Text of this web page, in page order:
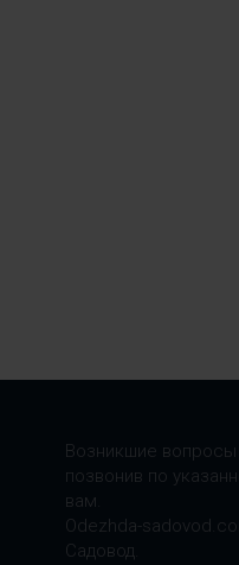
Возникшие
позвонив по
вам.
Odezhda-
Садовод.